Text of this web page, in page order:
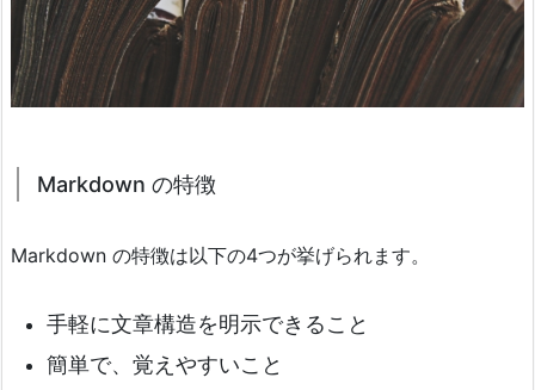
Markdown の特徴
Markdown の特徴は以下の4つが挙げられます。
手軽に文章構造を明示できること
簡単で、覚えやすいこと